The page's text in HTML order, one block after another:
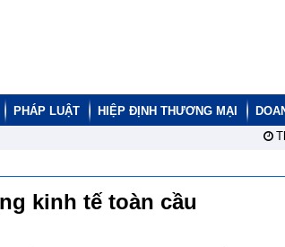
PHÁP LUẬT HIỆP ĐỊNH THƯƠNG MẠI
kinh tế toàn cầu